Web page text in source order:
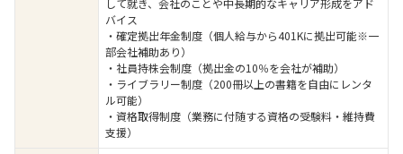
して就き、会社のことや中長期的なキャリア形成をアド
バイス
・確定拠出年金制度（個人給与から401Kに拠出可能※一
部会社補助あり）
・社員持株会制度（拠出金の10％を会社が補助）
・ライブラリー制度（200冊以上の書籍を自由にレンタ
ル可能）
・資格取得制度（業務に付随する資格の受験料・維持費
支援）